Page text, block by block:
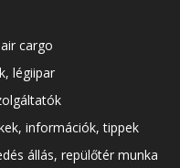
cargo
légiipar
információk, tippek
állás, repülőtér munka